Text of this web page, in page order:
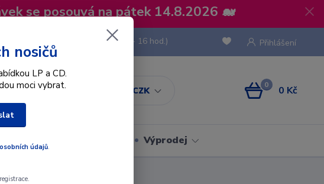
se posouvá na pátek 14.8.2026 🐋
CZK
Přihlášení
(Po-Pá, 8 - 16 hod.)
0 0 Kč
poukazy Výprodej
nosičů
LP a CD.
moci vybrat.
údajů.